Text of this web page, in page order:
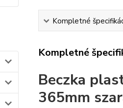
Kompletné
Kompletné
Beczka
365mm